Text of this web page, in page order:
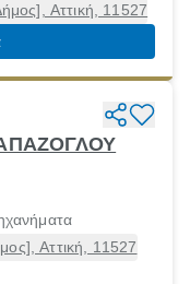
Αττική, 11527
Αττική, 11527